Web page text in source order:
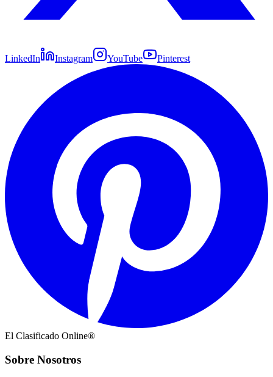
LinkedIn Instagram YouTube Pinterest
El Clasificado Online®
Sobre Nosotros